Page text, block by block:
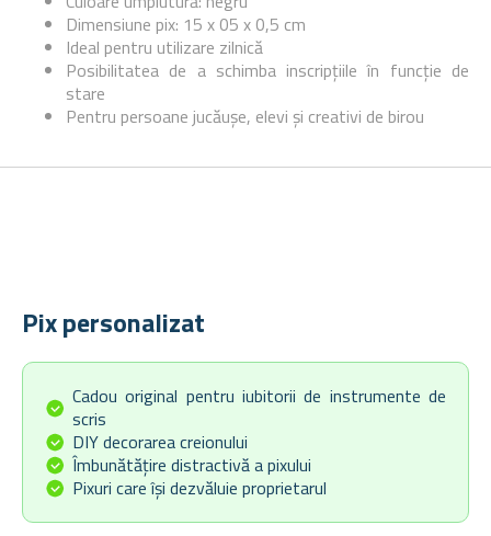
Dimensiune pix: 15 x 05 x 0,5 cm
Ideal pentru utilizare zilnică
Posibilitatea de a schimba inscripțiile în funcție de
stare
Pentru persoane jucăușe, elevi și creativi de birou
Pix personalizat
Cadou original pentru iubitorii de instrumente de
scris
DIY decorarea creionului
Îmbunătățire distractivă a pixului
Pixuri care își dezvăluie proprietarul